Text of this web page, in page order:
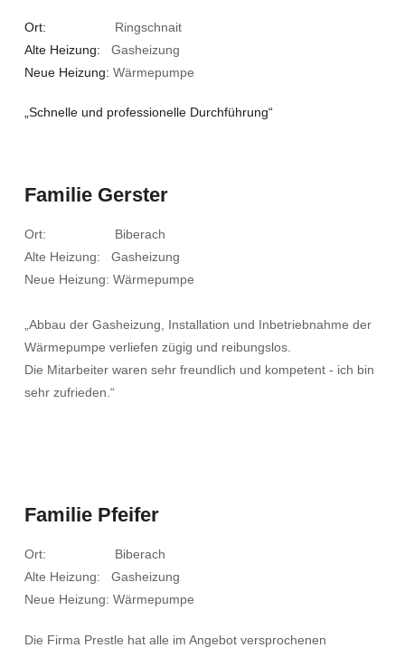
Ort: Ringschnait
Alte Heizung: Gasheizung
Neue Heizung: Wärmepumpe
„Schnelle und professionelle Durchführung“
Familie Gerster
Ort: Biberach
Alte Heizung: Gasheizung
Neue Heizung: Wärmepumpe
„Abbau der Gasheizung, Installation und Inbetriebnahme der
Wärmepumpe verliefen zügig und reibungslos.
Die Mitarbeiter waren sehr freundlich und kompetent - ich bin
sehr zufrieden.“
Familie Pfeifer
Ort: Biberach
Alte Heizung: Gasheizung
Neue Heizung: Wärmepumpe
Die Firma Prestle hat alle im Angebot versprochenen